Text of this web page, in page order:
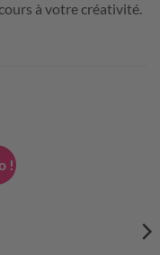
à votre créativité.
!